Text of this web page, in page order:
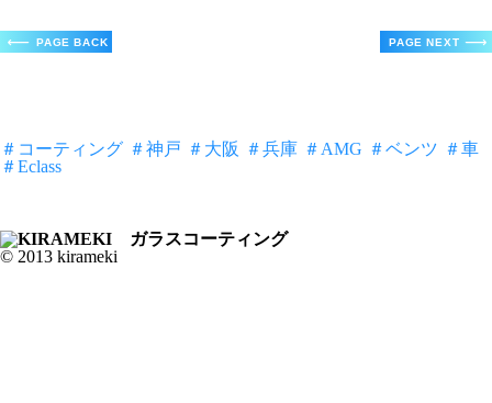
＃コーティング ＃神戸 ＃大阪 ＃兵庫 ＃AMG ＃ベンツ ＃車
＃Eclass
© 2013 kirameki